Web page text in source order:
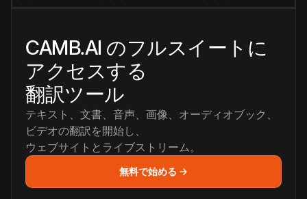
CAMB.AI のフルスイートに
アクセスする
翻訳ツール
テキスト、文書、音声、画像、オーディオブック、
ビデオの翻訳を開始し、
ウェブサイトとライブストリーム。
無料で始める →